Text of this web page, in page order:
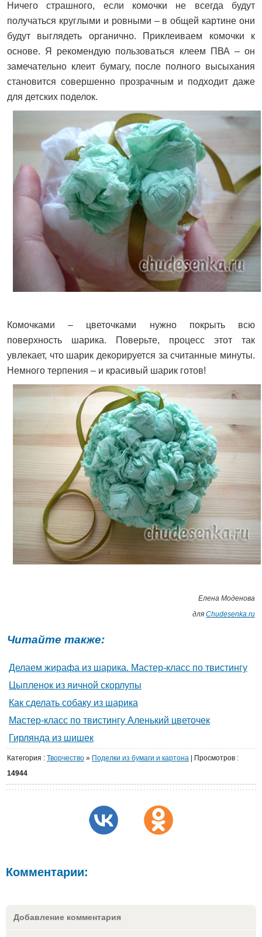
Ничего страшного, если комочки не всегда будут
получаться круглыми и ровными – в общей картине они
будут выглядеть органично. Приклеиваем комочки к
основе. Я рекомендую пользоваться клеем ПВА – он
замечательно клеит бумагу, после полного высыхания
становится совершенно прозрачным и подходит даже
для детских поделок.
Комочками – цветочками нужно покрыть всю
поверхность шарика. Поверьте, процесс этот так
увлекает, что шарик декорируется за считанные минуты.
Немного терпения – и красивый шарик готов!
Елена Моденова
для Сhudesenka.ru
Читайте также:
Делаем жирафа из шарика. Мастер-класс по твистингу
Цыпленок из яичной скорлупы
Как сделать собаку из шарика
Мастер-класс по твистингу Аленький цветочек
Гирлянда из шишек
Категория : Творчество » Поделки из бумаги и картона Просмотров :
14944
Комментарии:
Добавление комментария